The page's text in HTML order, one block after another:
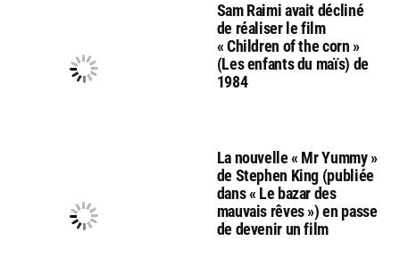
Sam Raimi avait décliné
de réaliser le film
« Children of the corn »
(Les enfants du maïs) de
1984
La nouvelle « Mr Yummy »
de Stephen King (publiée
dans « Le bazar des
mauvais rêves ») en passe
de devenir un film